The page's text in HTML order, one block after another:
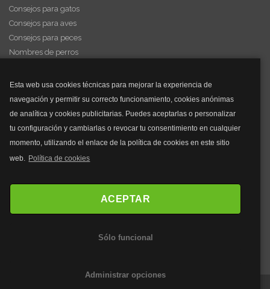
Esta web usa cookies técnicas para mejorar la experiencia de
navegación y permitir su correcto funcionamiento, cookies anónimas
de analítica y cookies publicitarias. Puedes aceptarlas o personalizar
tu configuración y cambiarlas o revocar tu consentimiento en cualquier
momento, utilizando el enlace de la política de cookies en este sitio
web. Política de cookies
ACEPTAR
Sólo funcional
Administrar opciones
Consejos para gatos
Consejos para aves
Consejos para peces
Nombres de perros
y mucho más...